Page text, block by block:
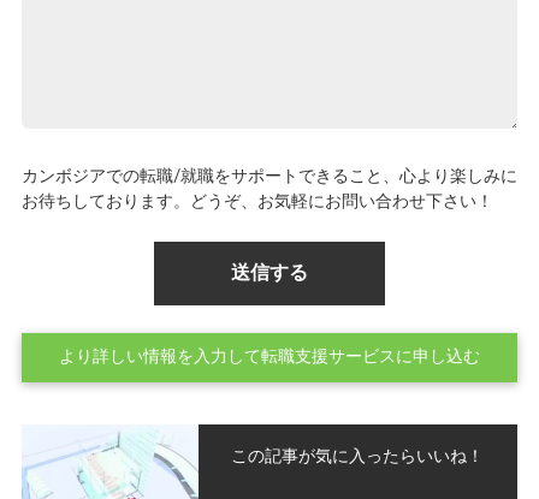
カンボジアでの転職/就職をサポートできること、心より楽しみに
お待ちしております。どうぞ、お気軽にお問い合わせ下さい！
より詳しい情報を入力して転職支援サービスに申し込む
この記事が気に入ったらいいね！